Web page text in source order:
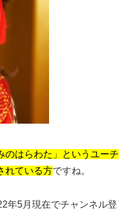
のはらわた」というユーチ
れている方ですね。
年5月現在でチャンネル登